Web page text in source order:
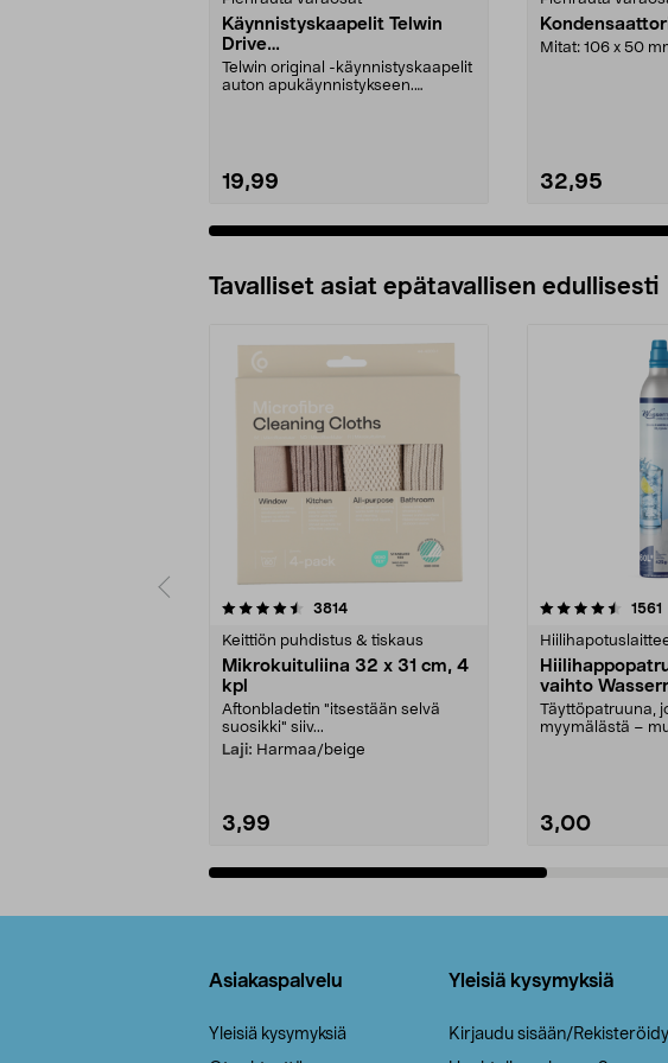
Käynnistyskaapelit Telwin
Drive
Mini/9000/13000/1250/150
0/1750, EC5
Telwin original -käynnistyskaapelit
auton apukäynnistykseen.
19,99
Mitat: 106 x 50
32,95
Tavalliset asiat epätavallisen edullisesti
3814arvostelut
Keittiön puhdistus & tiskaus
Mikrokuituliina 32 x 31 cm, 4
kpl
Aftonbladetin "itsestään selvä
suosikki" siiv...
Laji: Harmaa/beige
3,99
4.5viidestä
1561
vaihto
Täyttöpatruuna,
myymälästä –
3,00
Asiakaspalvelu
Yleisiä kysymyksiä
Yleisiä kysymyksiä
Kirjaudu sisään/Rekisteröidy